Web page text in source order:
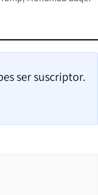
ser suscriptor.